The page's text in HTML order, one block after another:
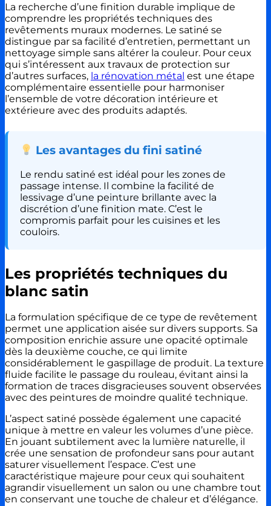
La recherche d’une finition durable implique de
comprendre les propriétés techniques des
revêtements muraux modernes. Le satiné se
distingue par sa facilité d’entretien, permettant un
nettoyage simple sans altérer la couleur. Pour ceux
qui s’intéressent aux travaux de protection sur
d’autres surfaces, la rénovation métal est une étape
complémentaire essentielle pour harmoniser
l’ensemble de votre décoration intérieure et
extérieure avec des produits adaptés.
Les avantages du fini satiné
Le rendu satiné est idéal pour les zones de
passage intense. Il combine la facilité de
lessivage d’une peinture brillante avec la
discrétion d’une finition mate. C’est le
compromis parfait pour les cuisines et les
couloirs.
Les propriétés techniques du
blanc satin
La formulation spécifique de ce type de revêtement
permet une application aisée sur divers supports. Sa
composition enrichie assure une opacité optimale
dès la deuxième couche, ce qui limite
considérablement le gaspillage de produit. La texture
fluide facilite le passage du rouleau, évitant ainsi la
formation de traces disgracieuses souvent observées
avec des peintures de moindre qualité technique.
L’aspect satiné possède également une capacité
unique à mettre en valeur les volumes d’une pièce.
En jouant subtilement avec la lumière naturelle, il
crée une sensation de profondeur sans pour autant
saturer visuellement l’espace. C’est une
caractéristique majeure pour ceux qui souhaitent
agrandir visuellement un salon ou une chambre tout
en conservant une touche de chaleur et d’élégance.